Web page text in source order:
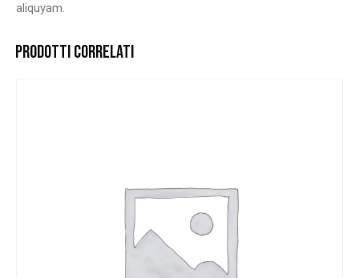
aliquyam.
PRODOTTI CORRELATI